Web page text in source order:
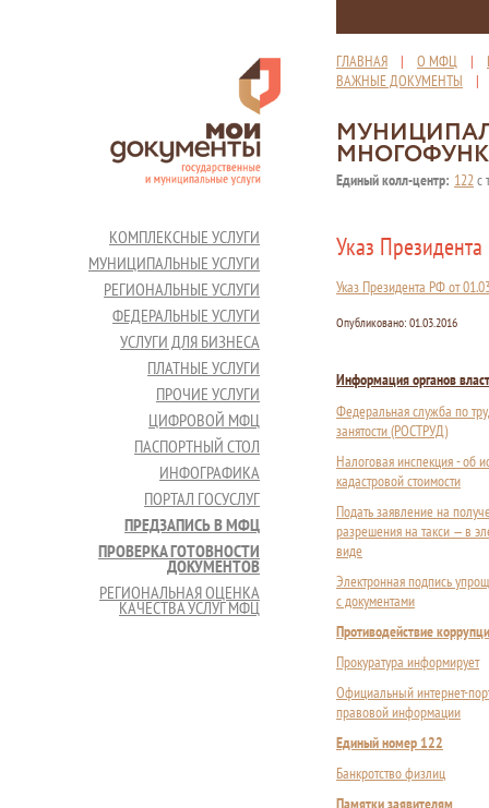
ГЛАВНАЯ | О МФЦ |
ВАЖНЫЕ ДОКУМЕНТЫ
Единый колл-центр: 122с
КОМПЛЕКСНЫЕ УСЛУГИ
МУНИЦИПАЛЬНЫЕ УСЛУГИ
РЕГИОНАЛЬНЫЕ УСЛУГИ
ФЕДЕРАЛЬНЫЕ УСЛУГИ
УСЛУГИ ДЛЯ БИЗНЕСА
ПЛАТНЫЕ УСЛУГИ
ПРОЧИЕ УСЛУГИ
ЦИФРОВОЙ МФЦ
ПАСПОРТНЫЙ СТОЛ
ИНФОГРАФИКА
ПОРТАЛ ГОСУСЛУГ
ПРЕДЗАПИСЬ В МФЦ
ПРОВЕРКА ГОТОВНОСТИ
ДОКУМЕНТОВ
РЕГИОНАЛЬНАЯ ОЦЕНКА
КАЧЕСТВА УСЛУГ МФЦ
Указ
Указ Президента РФ от
Опубликовано: 01.03.2016
Информация органов
Федеральная служба по
занятости (РОСТРУД)
Налоговая инспекция - об
кадастровой стоимости
Подать заявление на
разрешения на такси — в
виде
Электронная подпись
с документами
Противодействие
Прокуратура информирует
Официальный интернет-
правовой информации
Единый номер 122
Банкротство физлиц
Памятки заявителям